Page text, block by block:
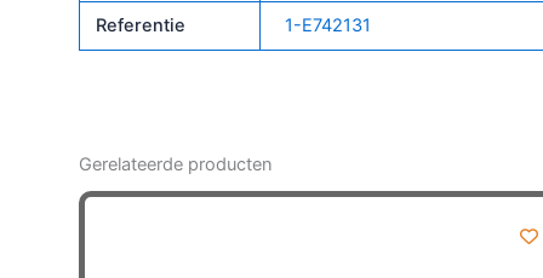
Referentie 1-E742131
Gerelateerde producten